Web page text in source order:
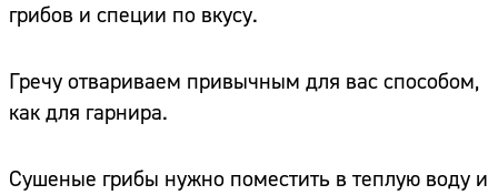
грибов и специи по вкусу.
Гречу отвариваем привычным для вас способом,
как для гарнира.
Сушеные грибы нужно поместить в теплую воду и